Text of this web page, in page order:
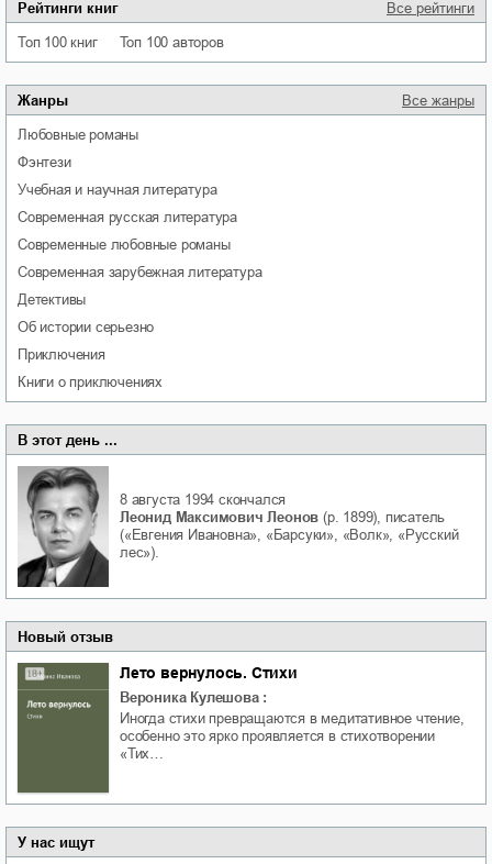
Рейтинги книг Все рейтинги
Топ 100 книг Топ 100 авторов
Жанры Все жанры
любовные романы
фэнтези
учебная и научная литература
современная русская литература
современные любовные романы
современная зарубежная литература
детективы
об истории серьезно
приключения
книги о приключениях
В этот день ...
8 августа 1994 скончался
Леонид Максимович Леонов (р. 1899), писатель
(«Евгения Ивановна», «Барсуки», «Волк», «Русский
лес»).
Новый отзыв
Лето вернулось. Стихи
Вероника Кулешова :
Иногда стихи превращаются в медитативное чтение,
особенно это ярко проявляется в стихотворении
«Тих…
У нас ищут